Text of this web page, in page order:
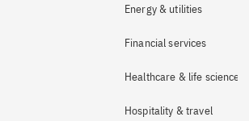
Energy & utilities
Financial services
Healthcare & life sciences
Hospitality & travel